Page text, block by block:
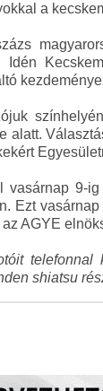
a
Idén
alatt.
vasárnap 9-
Ezt
AGYE
shiatsu